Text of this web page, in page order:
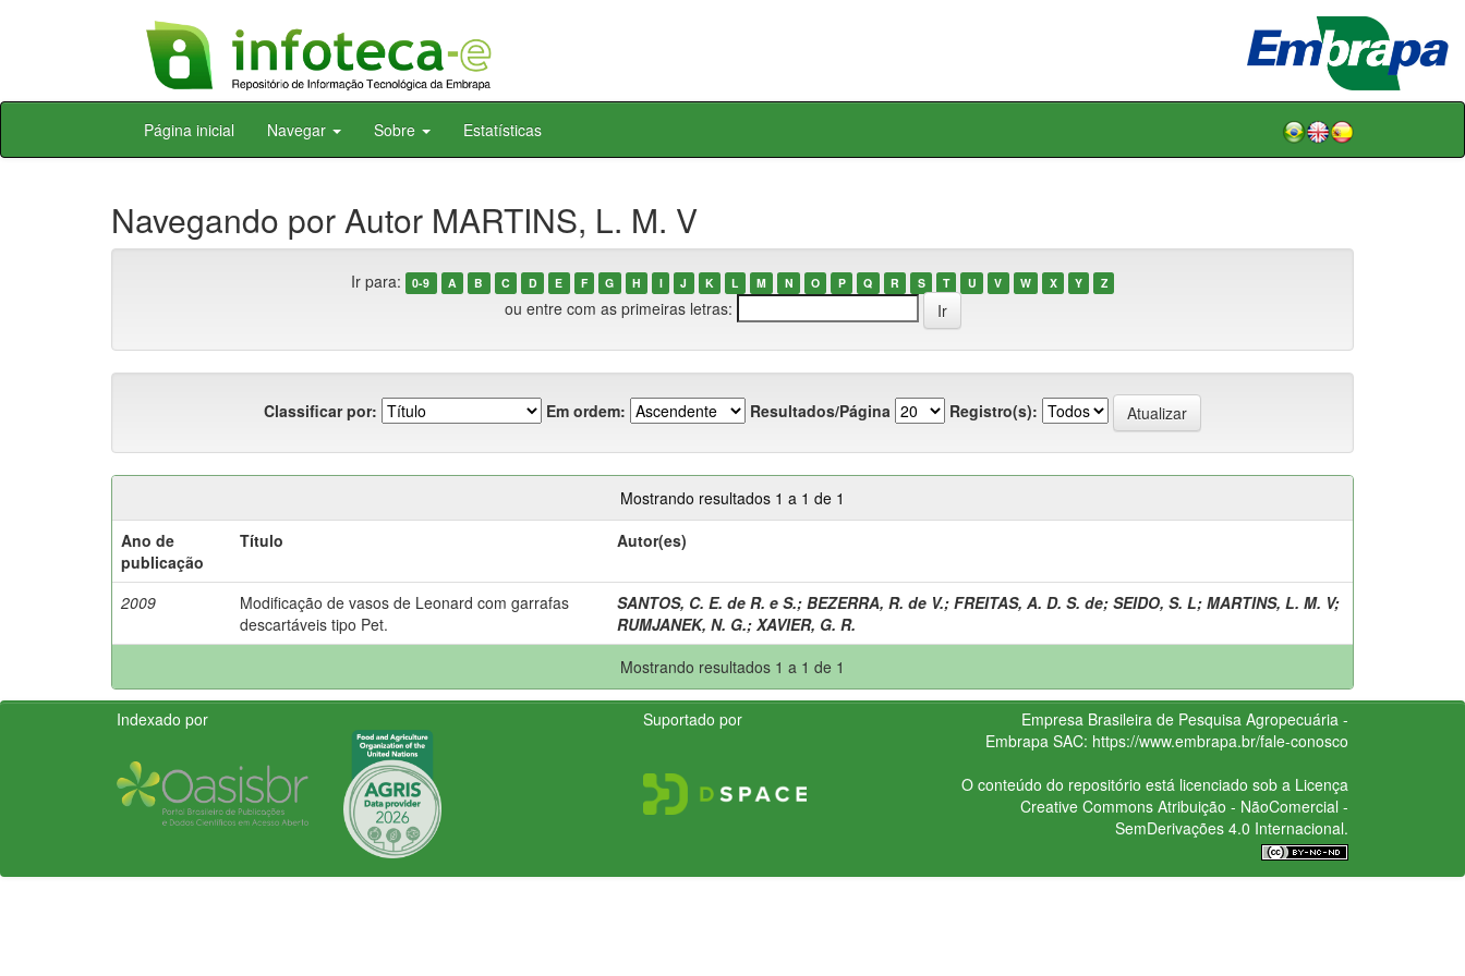
Skip
Página inicial Navegar Sobre Estatísticas
Navegando por Autor MARTINS, L. M. V
Ir para: 0-9 A B C D E F G H I J K L M N O P Q R S T U V W X Y Z
ou entre com as primeiras letras:
Classificar por: Em ordem: Resultados/Página Registro(s):
Mostrando resultados 1 a 1 de 1
Ano de
publicação
Título Autor(es)
2009
Modificação de vasos de Leonard com garrafas
descartáveis tipo Pet.
SANTOS, C. E. de R. e S.; BEZERRA, R. de V.; FREITAS, A. D. S. de; SEIDO, S. L; MARTINS, L. M. V;
RUMJANEK, N. G.; XAVIER, G. R.
Mostrando resultados 1 a 1 de 1
Indexado por Suportado por
Empresa Brasileira de Pesquisa Agropecuária -
Embrapa SAC: https://www.embrapa.br/fale-conosco
O conteúdo do repositório está licenciado sob a Licença
Creative CommonsAtribuição - NãoComercial -
SemDerivações 4.0 Internacional.